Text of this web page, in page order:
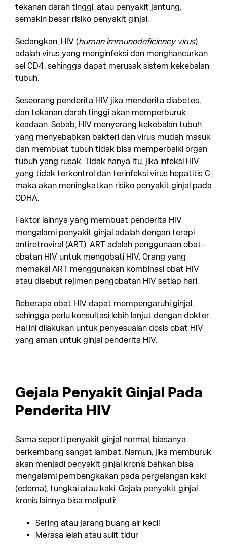
tekanan darah tinggi, atau penyakit jantung,
semakin besar risiko penyakit ginjal.
Sedangkan, HIV (human immunodeficiency virus)
adalah virus yang menginfeksi dan menghancurkan
sel CD4, sehingga dapat merusak sistem kekebalan
tubuh.
Seseorang penderita HIV jika menderita diabetes,
dan tekanan darah tinggi akan memperburuk
keadaan. Sebab, HIV menyerang kekebalan tubuh
yang menyebabkan bakteri dan virus mudah masuk
dan membuat tubuh tidak bisa memperbaiki organ
tubuh yang rusak. Tidak hanya itu, jika infeksi HIV
yang tidak terkontrol dan terinfeksi virus hepatitis C,
maka akan meningkatkan risiko penyakit ginjal pada
ODHA.
Faktor lainnya yang membuat penderita HIV
mengalami penyakit ginjal adalah dengan terapi
antiretroviral (ART). ART adalah penggunaan obat-
obatan HIV untuk mengobati HIV. Orang yang
memakai ART menggunakan kombinasi obat HIV
atau disebut rejimen pengobatan HIV setiap hari.
Beberapa obat HIV dapat mempengaruhi ginjal,
sehingga perlu konsultasi lebih lanjut dengan dokter.
Hal ini dilakukan untuk penyesuaian dosis obat HIV
yang aman untuk ginjal penderita HIV.
Gejala Penyakit Ginjal Pada
Penderita HIV
Sama seperti penyakit ginjal normal, biasanya
berkembang sangat lambat. Namun, jika memburuk
akan menjadi penyakit ginjal kronis bahkan bisa
mengalami pembengkakan pada pergelangan kaki
(edema), tungkai atau kaki. Gejala penyakit ginjal
kronis lainnya bisa meliputi:
Sering atau jarang buang air kecil
Merasa lelah atau sulit tidur